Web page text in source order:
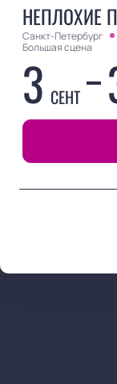
НЕПЛОХИЕ
Санкт-Петербург
Большая сцена
3 СЕНТ